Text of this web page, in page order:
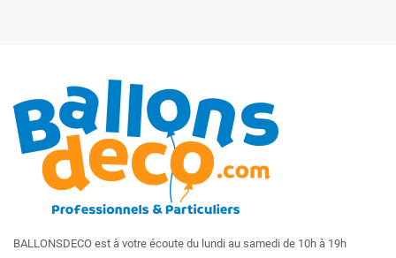
BALLONSDECO est à votre écoute du lundi au samedi de 10h à 19h